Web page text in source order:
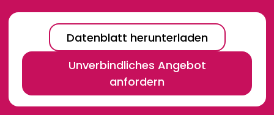
Datenblatt herunterladen
Unverbindliches Angebot
anfordern